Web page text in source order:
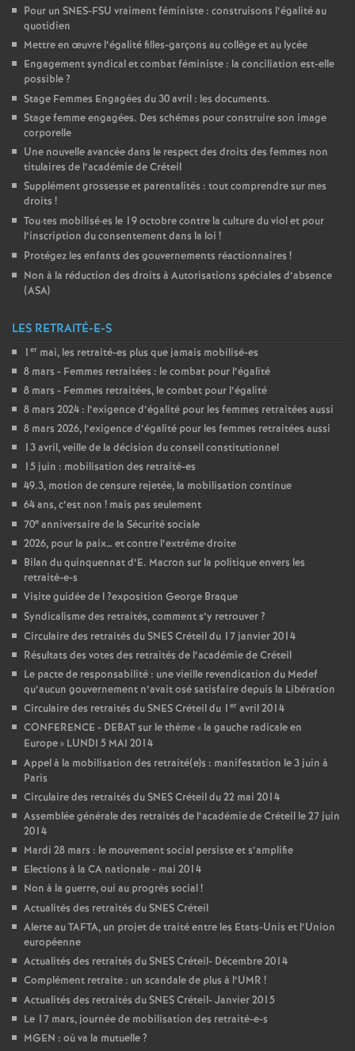
Pour un SNES-FSU vraiment féministe : construisons l’égalité au
quotidien
Mettre en œuvre l’égalité filles-garçons au collège et au lycée
Engagement syndical et combat féministe : la conciliation est-elle
possible?
Stage Femmes Engagées du 30 avril : les documents.
Stage femme engagées. Des schémas pour construire son image
corporelle
Une nouvelle avancée dans le respect des droits des femmes non
titulaires de l’académie de Créteil
Supplément grossesse et parentalités : tout comprendre sur mes
droits !
Tou·tes mobilisé·es le 19 octobre contre la culture du viol et pour
l’inscription du consentement dans la loi !
Protégez les enfants des gouvernements réactionnaires !
Non à la réduction des droits à Autorisations spéciales d’absence
(ASA)
LES RETRAITÉ-E-S
1 er mai, les retraité-es plus que jamais mobilisé-es
8 mars - Femmes retraitées : le combat pour l’égalité
8 mars - Femmes retraitées, le combat pour l’égalité
8 mars 2024 : l’exigence d’égalité pour les femmes retraitées aussi
8 mars 2026, l’exigence d’égalité pour les femmes retraitées aussi
13 avril, veille de la décision du conseil constitutionnel
15 juin : mobilisation des retraité-es
49.3, motion de censure rejetée, la mobilisation continue
64 ans, c’est non ! mais pas seulement
70e anniversaire de la Sécurité sociale
2026, pour la paix… et contre l’extrême droite
Bilan du quinquennat d’E. Macron sur la politique envers les
retraité-e-s
Visite guidée de l?exposition George Braque
Syndicalisme des retraités, comment s’y retrouver?
Circulaire des retraités duSNESCréteil du 17 janvier 2014
Résultats des votes des retraités de l’académie de Créteil
Le pacte de responsabilité : une vieille revendication du Medef
qu’aucun gouvernement n’avait osé satisfaire depuis la Libération
Circulaire des retraités duSNESCréteil du 1 er avril 2014
CONFERENCE - DEBATsur le thème « la gauche radicale en
Europe» LUNDI 5 MAI 2014
Appel à la mobilisation des retraité(e)s : manifestation le 3 juin à
Paris
Circulaire des retraités duSNESCréteil du 22 mai 2014
Assemblée générale des retraités de l’académie de Créteil le 27 juin
2014
Mardi 28 mars : le mouvement social persiste et s’amplifie
Elections à la CA nationale - mai 2014
Non à la guerre, oui au progrès social!
Actualités des retraités duSNESCréteil
Alerte auTAFTA, un projet de traité entre les Etats-Unis et l’Union
européenne
Actualités des retraités duSNESCréteil- Décembre 2014
Complément retraite : un scandale de plus à l’UMR !
Actualités des retraités duSNESCréteil- Janvier 2015
Le 17 mars, journée de mobilisation des retraité-e-s
MGEN : où va la mutuelle?